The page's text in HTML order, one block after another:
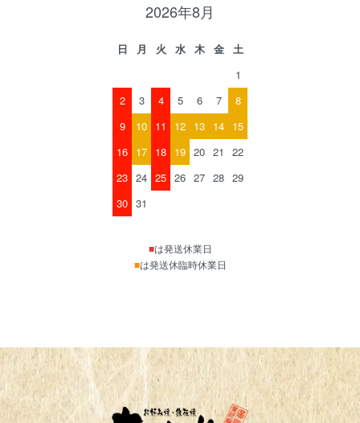
2026年8月
日 月 火 水 木 金
土
1
2
3 4 5 6 7
8
9
10 11 12 13 14 15
16 17 18 19 20 21
22
23 24 25 26 27 28 29
30 31
■は発送休業日
■は発送休臨時休業日